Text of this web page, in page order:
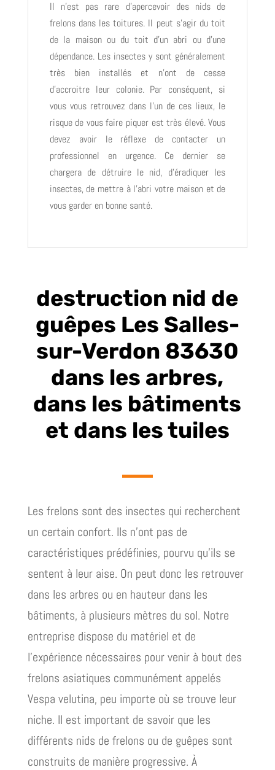
Il n’est pas rare d’apercevoir des nids de
frelons dans les toitures. Il peut s’agir du toit
de la maison ou du toit d’un abri ou d’une
dépendance. Les insectes y sont généralement
très bien installés et n’ont de cesse
d’accroitre leur colonie. Par conséquent, si
vous vous retrouvez dans l’un de ces lieux, le
risque de vous faire piquer est très élevé. Vous
devez avoir le réflexe de contacter un
professionnel en urgence. Ce dernier se
chargera de détruire le nid, d’éradiquer les
insectes, de mettre à l’abri votre maison et de
vous garder en bonne santé.
destruction nid de
guêpes Les Salles-
sur-Verdon 83630
dans les arbres,
dans les bâtiments
et dans les tuiles
Les frelons sont des insectes qui recherchent
un certain confort. Ils n’ont pas de
caractéristiques prédéfinies, pourvu qu’ils se
sentent à leur aise. On peut donc les retrouver
dans les arbres ou en hauteur dans les
bâtiments, à plusieurs mètres du sol. Notre
entreprise dispose du matériel et de
l’expérience nécessaires pour venir à bout des
frelons asiatiques communément appelés
Vespa velutina, peu importe où se trouve leur
niche. Il est important de savoir que les
différents nids de frelons ou de guêpes sont
construits de manière progressive. À